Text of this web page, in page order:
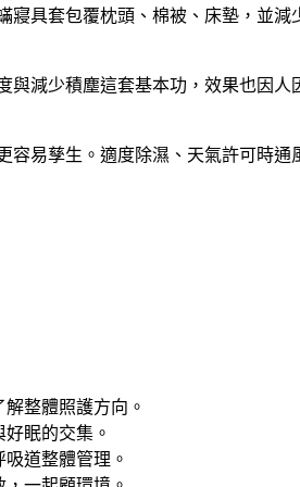
具套包覆枕頭、棉被、床墊，並
與減少積塵這套基本功，效果也因
容易孳生。適度除濕、天氣許可時
整體照護方向。
眠的交集。
道整體管理。